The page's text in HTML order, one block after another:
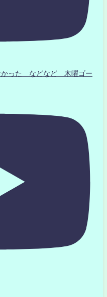
かった などなど 木曜ゴー